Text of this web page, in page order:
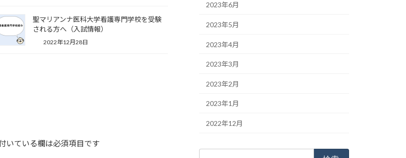
聖マリアンナ医科大学看護専門学校を受験
される方へ（入試情報）
2022年12月28日
いている欄は必須項目です
2023年6月
2023年5月
2023年4月
2023年3月
2023年2月
2023年1月
2022年12月